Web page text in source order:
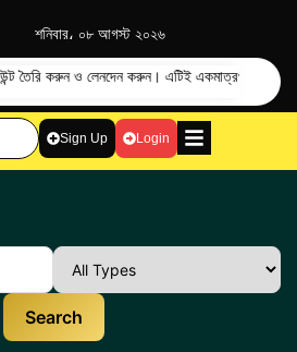
তৈরি করুন ও লেনদেন করুন। এটিই একমাত্রপ্রতারণা
শনিবার، ০৮ আগস্ট ২০২৬
Sign Up Login
Search